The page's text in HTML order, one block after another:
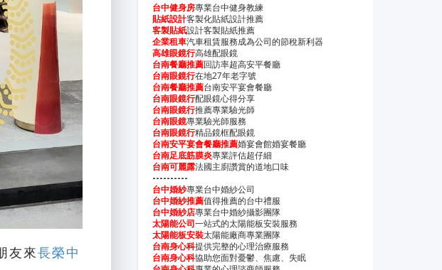
友來長榮中
台中健身房專業台中健身教練
貼紙設計客製化貼紙設計推薦
客製貼紙設計客製貼紙推薦
企業租車汽車租賃服務成為公司的節稅新利器
高雄眼鏡行高雄配眼鏡
台南餐廳推薦回訪率超高安平餐廳
台南眼鏡行在地27年老字號
台南餐廳推薦台南安平宴會餐廳
台南眼鏡行配眼鏡心得分享
台南眼鏡行推薦專業驗光師
台南眼鏡專業驗光師服務
台南眼鏡行精品鏡框配眼鏡
台南安平宴會餐廳推薦婚宴會館婚宴餐廳
台南足底筋膜炎專業評估超仔細
台南可麗露法國主廚讚賞的道地口味
----------
台中婚紗專業台中婚紗公司
台中婚紗推薦值得推薦的台中禮服
台中婚紗店專業台中婚紗攝影團隊
太陽能公司一站式的太陽能板安裝服務
太陽能板安裝太陽能廠商專業團隊
台南身心科提供完整的心理治療服務
台南身心科協助您面對憂鬱、焦慮、失眠